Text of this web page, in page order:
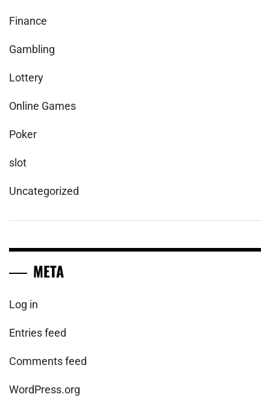
Finance
Gambling
Lottery
Online Games
Poker
slot
Uncategorized
META
Log in
Entries feed
Comments feed
WordPress.org